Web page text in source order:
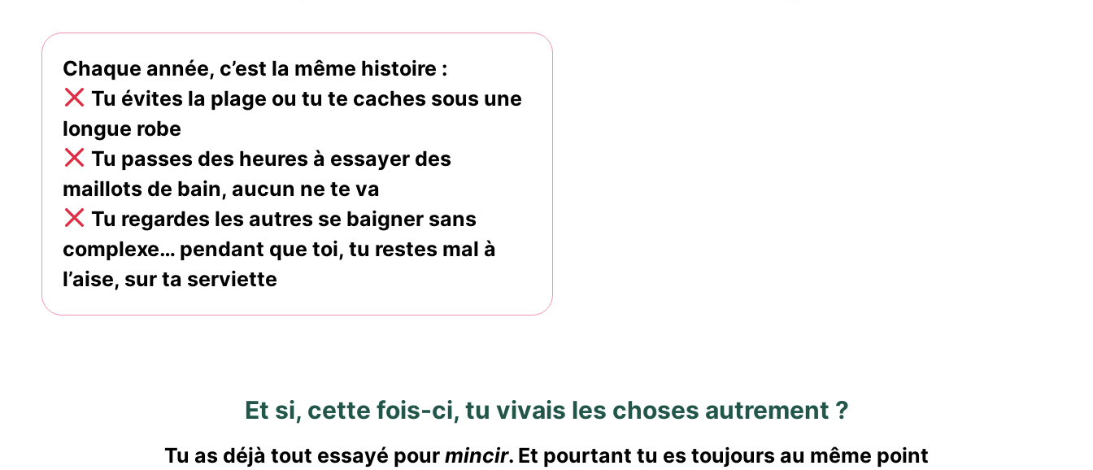
Chaque année, c’est la même histoire :
​ Tu évites la plage ou tu te caches sous une
longue robe
​ Tu passes des heures à essayer des
maillots de bain, aucun ne te va
​ Tu regardes les autres se baigner sans
complexe… pendant que toi, tu restes mal à
l’aise, sur ta serviette
Et si, cette fois-ci, tu vivais les choses autrement ?
Tu as déjà tout essayé pour mincir. Et pourtant tu es toujours au même point